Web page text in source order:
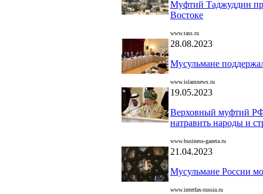
Муфтий Таджуддин
Востоке
www.tass.ru
28.08.2023
Мусульмане
www.islamnews.ru
19.05.2023
Верховный муфтий
натравить народы и
www.business-gazeta.ru
21.04.2023
Мусульмане России
www.interfax-russia.ru